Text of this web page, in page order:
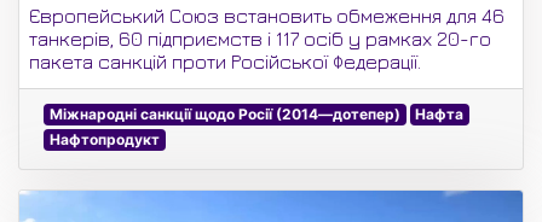
Європейський Союз встановить обмеження для 46
танкерів, 60 підприємств і 117 осіб у рамках 20-го
пакета санкцій проти Російської Федерації.
Міжнародні санкції щодо Росії (2014—дотепер)
Нафта
Нафтопродукт